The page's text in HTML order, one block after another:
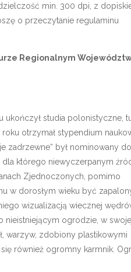
min. 300 dpi, z
o przeczytanie regulaminu
Regionalnym
ukończył studia polonistyczne,
roku otrzymał stypendium
zadrzewne“ był nominowany do
którego niewyczerpanym
Zjednoczonych, pomimo
w dorosłym wieku być
wizualizacją wiecznej
nieistniejącym ogrodzie, w
warzyw, zdobiony plastikowymi
również ogromny karmnik.